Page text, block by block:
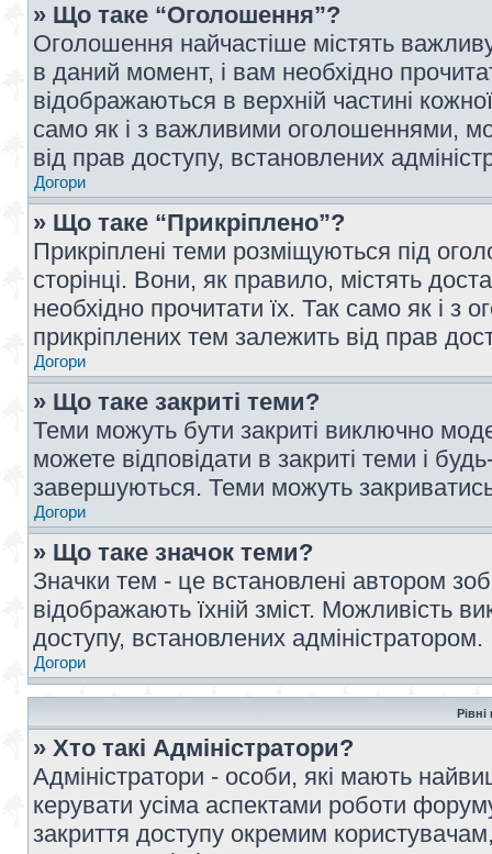
» Що таке “Оголошення”?
Оголошення найчастіше містять
в даний момент, і вам необхідно
відображаються в верхній частині
само як і з важливими оголошеннями,
від прав доступу, встановлених
Догори
» Що таке “Прикріплено”?
Прикріплені теми розміщуються під
сторінці. Вони, як правило, містять
необхідно прочитати їх. Так само як і
прикріплених тем залежить від прав
Догори
» Що таке закриті теми?
Теми можуть бути закриті виключно
можете відповідати в закриті теми і
завершуються. Теми можуть
Догори
» Що таке значок теми?
Значки тем - це встановлені автором
відображають їхній зміст. Можливість
доступу, встановлених адміністратором.
Догори
Рівні
» Хто такі Адміністратори?
Адміністратори - особи, які мають
керувати усіма аспектами роботи
закриття доступу окремим